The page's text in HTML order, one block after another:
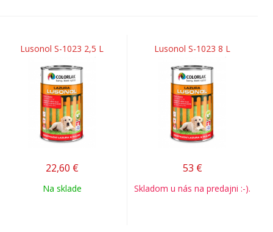
Lusonol S-1023 2,5 L
22,60 €
Na sklade
Lusonol S-1023 8 L
53 €
Skladom u nás na predajni :-).